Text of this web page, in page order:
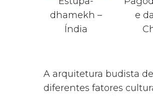
dhamekh –
Índia
e
A arquitetura budista
diferentes fatores